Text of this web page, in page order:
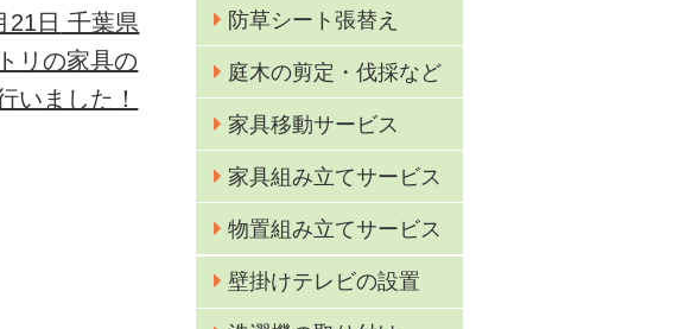
21日 千葉県
リの家具の
いました！
防草シート張替え
庭木の剪定・伐採など
家具移動サービス
家具組み立てサービス
物置組み立てサービス
壁掛けテレビの設置